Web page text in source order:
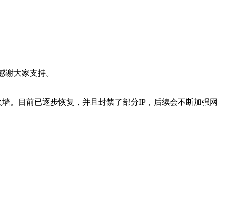
大家支持。
。目前已逐步恢复，并且封禁了部分IP，后续会不断加强网